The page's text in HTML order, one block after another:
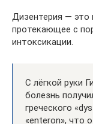
Дизентерия — это
протекающее с
интоксикации.
С лёгкой руки
болезнь
греческого
«enteron», что